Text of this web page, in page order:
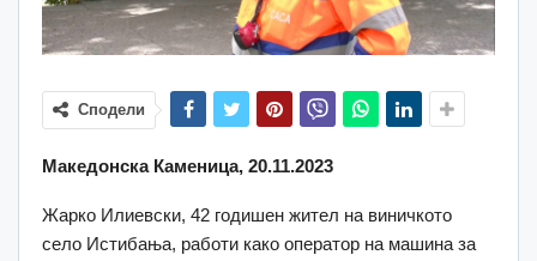
Сподели
Македонска Каменица, 20.11.2023
Жарко Илиевски, 42 годишен жител на виничкото
село Истибања, работи како оператор на машина за